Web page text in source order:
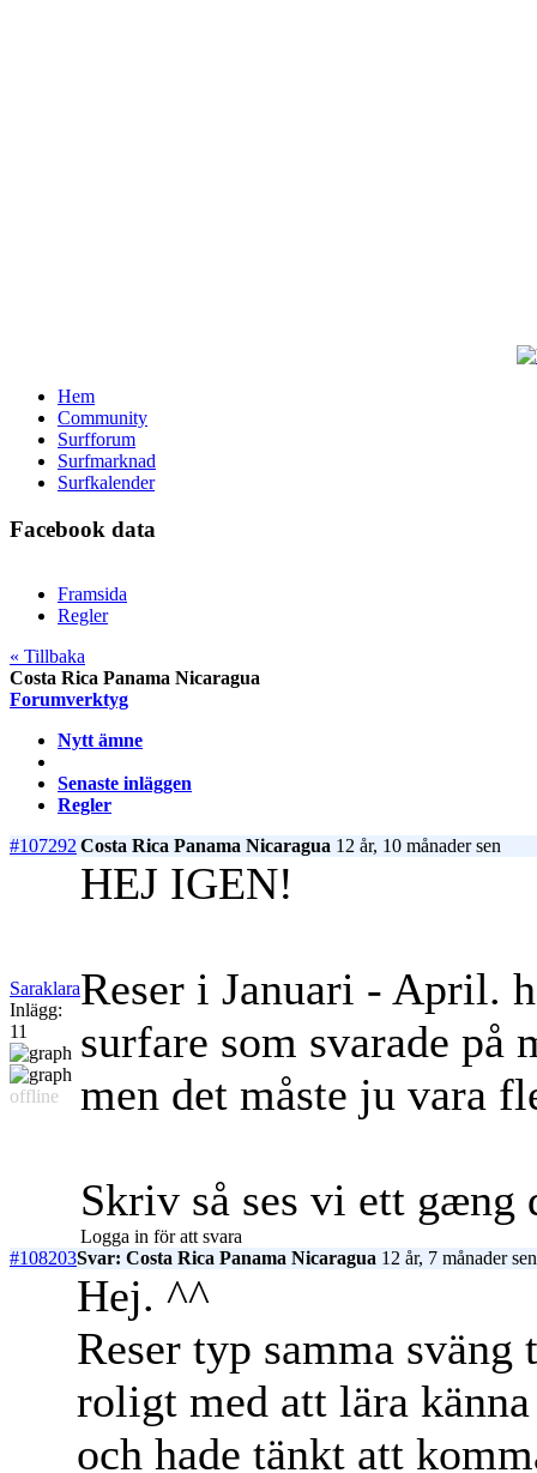
Hem
Community
Surfforum
Surfmarknad
Surfkalender
Facebook data
Framsida
Regler
« Tillbaka
Costa Rica Panama Nicaragua
Forumverktyg
Nytt ämne
Senaste inläggen
Regler
#107292Costa Rica Panama Nicaragua 12 år, 10 månader sen
Saraklara
Inlägg:
11
offline
HEJ IGEN!
Reser i Januari - April.
surfare som svarade
men det måste ju vara
Skriv så ses vi ett gæng
Logga in för att svara
#108203Svar: Costa Rica Panama Nicaragua 12 år, 7 månader sen
Hej. ^^
Reser typ samma
roligt med att lära
och hade tänkt att